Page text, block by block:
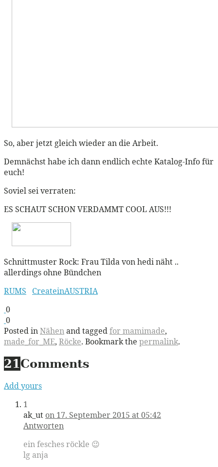
So, aber jetzt gleich wieder an die Arbeit.
Demnächst habe ich dann endlich echte Katalog-Info für
euch!
Soviel sei verraten:
ES SCHAUT SCHON VERDAMMT COOL AUS!!!
Schnittmuster Rock: Frau Tilda von hedi näht ..
allerdings ohne Bündchen
RUMS
CreateinAUSTRIA
0
0
Posted inNähenand taggedfor mamimade,
made_for_ME, Röcke. Bookmark the permalink.
21 Comments
Add yours
1
ak_ut on 17. September 2015 at 05:42
Antworten
ein fesches röckle 😉
lg anja